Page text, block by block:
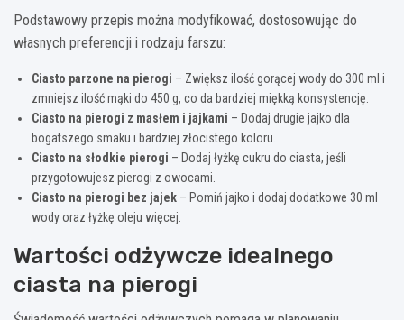
Podstawowy przepis można modyfikować, dostosowując do
własnych preferencji i rodzaju farszu:
Ciasto parzone na pierogi – Zwiększ ilość gorącej wody do 300 ml i
zmniejsz ilość mąki do 450 g, co da bardziej miękką konsystencję.
Ciasto na pierogi z masłem i jajkami – Dodaj drugie jajko dla
bogatszego smaku i bardziej złocistego koloru.
Ciasto na słodkie pierogi – Dodaj łyżkę cukru do ciasta, jeśli
przygotowujesz pierogi z owocami.
Ciasto na pierogi bez jajek – Pomiń jajko i dodaj dodatkowe 30 ml
wody oraz łyżkę oleju więcej.
Wartości odżywcze idealnego
ciasta na pierogi